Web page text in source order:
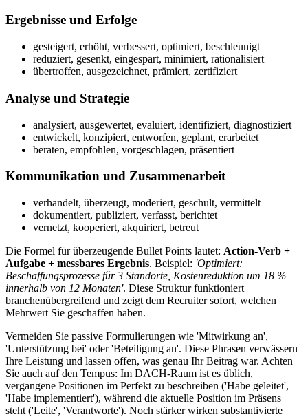
Ergebnisse und Erfolge
gesteigert, erhöht, verbessert, optimiert, beschleunigt
reduziert, gesenkt, eingespart, minimiert, rationalisiert
übertroffen, ausgezeichnet, prämiert, zertifiziert
Analyse und Strategie
analysiert, ausgewertet, evaluiert, identifiziert, diagnostiziert
entwickelt, konzipiert, entworfen, geplant, erarbeitet
beraten, empfohlen, vorgeschlagen, präsentiert
Kommunikation und Zusammenarbeit
verhandelt, überzeugt, moderiert, geschult, vermittelt
dokumentiert, publiziert, verfasst, berichtet
vernetzt, kooperiert, akquiriert, betreut
Die Formel für überzeugende Bullet Points lautet: Action-Verb +
Aufgabe + messbares Ergebnis. Beispiel: 'Optimiert:
Beschaffungsprozesse für 3 Standorte, Kostenreduktion um 18 %
innerhalb von 12 Monaten'. Diese Struktur funktioniert
branchenübergreifend und zeigt dem Recruiter sofort, welchen
Mehrwert Sie geschaffen haben.
Vermeiden Sie passive Formulierungen wie 'Mitwirkung an',
'Unterstützung bei' oder 'Beteiligung an'. Diese Phrasen verwässern
Ihre Leistung und lassen offen, was genau Ihr Beitrag war. Achten
Sie auch auf den Tempus: Im DACH-Raum ist es üblich,
vergangene Positionen im Perfekt zu beschreiben ('Habe geleitet',
'Habe implementiert'), während die aktuelle Position im Präsens
steht ('Leite', 'Verantworte'). Noch stärker wirken substantivierte